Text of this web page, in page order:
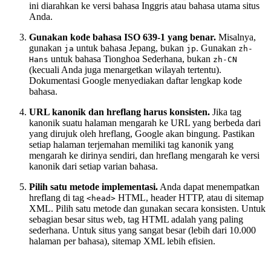
ini diarahkan ke versi bahasa Inggris atau bahasa utama situs
Anda.
Gunakan kode bahasa ISO 639-1 yang benar. Misalnya,
gunakan ja untuk bahasa Jepang, bukan jp. Gunakan zh-
Hans untuk bahasa Tionghoa Sederhana, bukan zh-CN
(kecuali Anda juga menargetkan wilayah tertentu).
Dokumentasi Google menyediakan daftar lengkap kode
bahasa.
URL kanonik dan hreflang harus konsisten. Jika tag
kanonik suatu halaman mengarah ke URL yang berbeda dari
yang dirujuk oleh hreflang, Google akan bingung. Pastikan
setiap halaman terjemahan memiliki tag kanonik yang
mengarah ke dirinya sendiri, dan hreflang mengarah ke versi
kanonik dari setiap varian bahasa.
Pilih satu metode implementasi. Anda dapat menempatkan
hreflang di tag <head> HTML, header HTTP, atau di sitemap
XML. Pilih satu metode dan gunakan secara konsisten. Untuk
sebagian besar situs web, tag HTML adalah yang paling
sederhana. Untuk situs yang sangat besar (lebih dari 10.000
halaman per bahasa), sitemap XML lebih efisien.